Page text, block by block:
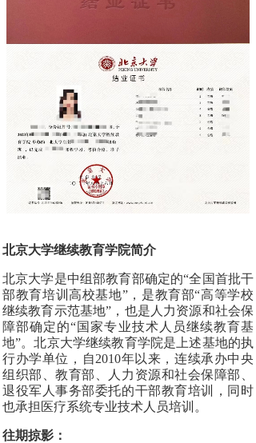
北京大学继续教育学院简介
北京大学是中组部教育部确定的“全国首批干
部教育培训高校基地”，是教育部“高等学校
继续教育示范基地”，也是人力资源和社会保
障部确定的“国家专业技术人员继续教育基
地”。北京大学继续教育学院是上述基地的执
行办学单位，自2010年以来，连续承办中央
组织部、教育部、人力资源和社会保障部、
退役军人事务部委托的干部教育培训，同时
也承担医疗系统专业技术人员培训。
往期掠影：